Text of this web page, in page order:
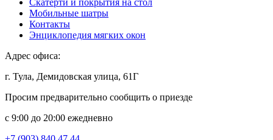
Мобильные шатры
Контакты
Энциклопедия мягких окон
Адрес офиса:
г. Тула, Демидовская улица, 61Г
Просим предварительно сообщить о приезде
c 9:00 до 20:00 ежедневно